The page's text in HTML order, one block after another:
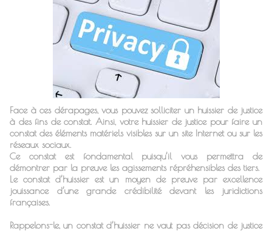
Face à ces dérapages, vous pouvez solliciter un huissier de justice
à des fins de constat. Ainsi, votre huissier de justice pour faire un
constat des éléments matériels visibles sur un site Internet ou sur les
réseaux sociaux.
Ce constat est fondamental puisqu’il vous permettra de
démontrer par la preuve les agissements répréhensibles des tiers.
Le constat d’huissier est un moyen de preuve par excellence
jouissance d’une grande crédibilité devant les juridictions
françaises.
Rappelons-le, un constat d’huissier ne vaut pas décision de justice